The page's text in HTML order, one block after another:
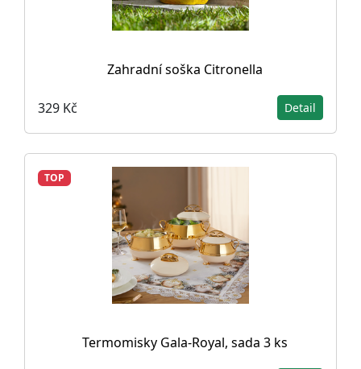
Zahradní soška Citronella
329 Kč Detail
TOP
Termomisky Gala-Royal, sada 3 ks